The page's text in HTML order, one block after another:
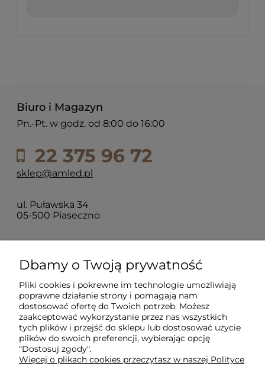
Biuro i Magazyn
Pn.-Pt. w godz. od 8:00 do 16:00
22 375 96 72
sklep@amled.pl
ul. Puławska 34
05-500 Piaseczno
Dla klientów
Informacje
O firmie
Dbamy o Twoją prywatność
Pliki cookies i pokrewne im technologie umożliwiają
poprawne działanie strony i pomagają nam
dostosować ofertę do Twoich potrzeb. Możesz
zaakceptować wykorzystanie przez nas wszystkich
tych plików i przejść do sklepu lub dostosować użycie
plików do swoich preferencji, wybierając opcję
"Dostosuj zgody".
Więcej o plikach cookies przeczytasz w naszej Polityce